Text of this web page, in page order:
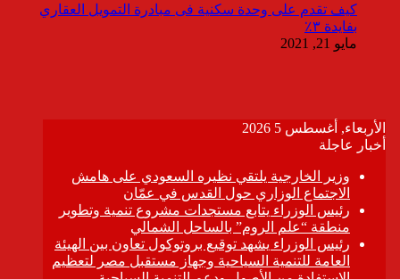
كيف تقدم على وحدة سكنية فى مبادرة التمويل العقاري
بفايدة ٣٪
مايو 21, 2021